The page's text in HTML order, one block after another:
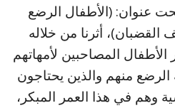
عنوان: (الأطفال الرضع
أثرنا من خلاله
المصاحبين لأمهاتهم
منهم والذين يحتاجون
وهم في هذا العمر المبكر،